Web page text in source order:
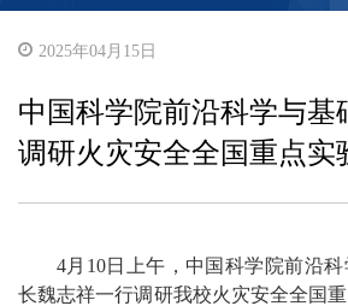
2025年04月15日
中国科学院前沿科学与基
调研火灾安全全国重点实
4月10日上午，中国科学院前沿
长魏志祥一行调研我校火灾安全全国